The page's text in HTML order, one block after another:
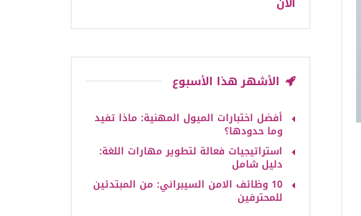
الأشهر هذا الأسبوع
أفضل اختبارات الميول المهنية: ماذا تفيد
وما حدودها؟
استراتيجيات فعالة لتطوير مهارات اللغة:
دليل شامل
10 وظائف الامن السيبراني: من المبتدئين
للمحترفين